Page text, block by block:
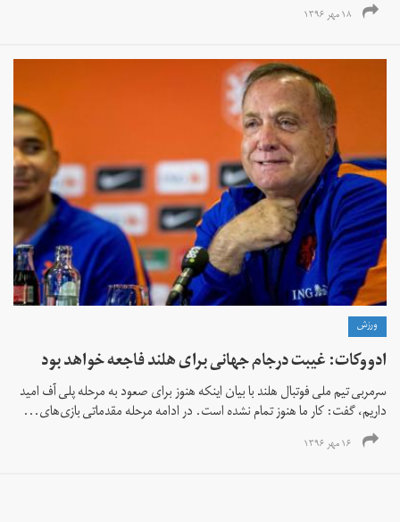
۱۸ مهر ۱۳۹۶
ورزش
ادووکات: غیبت درجام جهانی برای هلند فاجعه خواهد بود
سرمربی تیم ملی فوتبال هلند با بیان اینکه هنوز برای صعود به مرحله پلی آف امید
داریم، گفت: کار ما هنوز تمام نشده است. در ادامه مرحله مقدماتی بازی‌های...
۱۶ مهر ۱۳۹۶